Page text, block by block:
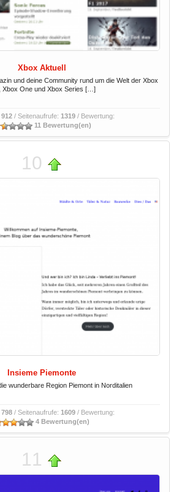
Xbox Aktuell
und deine Community rund um die Welt der Xbox
Xbox One und Xbox Series […]
912 / Seitenaufrufe: 1319 / Bewertung:
11 Bewertung(en)
10
Insieme Piemonte
wunderbare Region Piemont in Norditalien
798 / Seitenaufrufe: 1609 / Bewertung:
4 Bewertung(en)
11